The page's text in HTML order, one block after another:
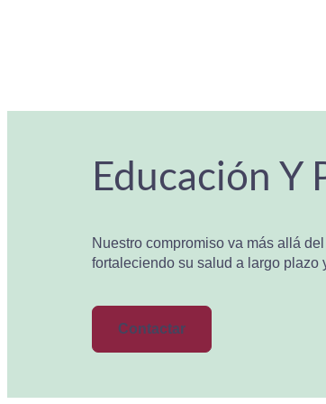
Educación Y
Nuestro compromiso va más allá
fortaleciendo su salud a largo plazo
Contactar